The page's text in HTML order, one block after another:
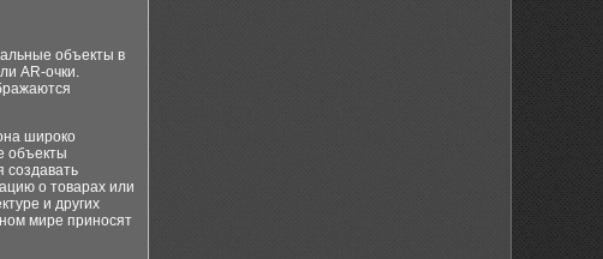
объекты в
AR-очки.
широко
объекты
создавать
о товарах или
и других
мире приносят